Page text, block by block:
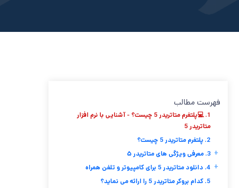
فهرست مطالب
1. 💻پلتفرم متاتریدر 5 چیست؟ - آشنایی با نرم افزار
متاتریدر 5
2. پلتفرم متاتریدر 5 چیست؟
3. معرفی ویژگی های متاتریدر ۵ +
4. دانلود متاتریدر 5 برای کامپیوتر و تلفن همراه +
5. کدام بروکر متاتریدر 5 را ارائه می نماید؟